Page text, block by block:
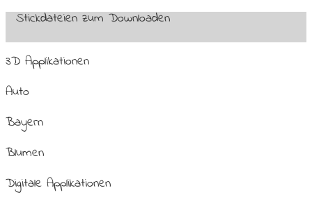
Stickdateien zum Downloaden
3D Applikationen
Auto
Bayern
Blumen
Digitale Applikationen